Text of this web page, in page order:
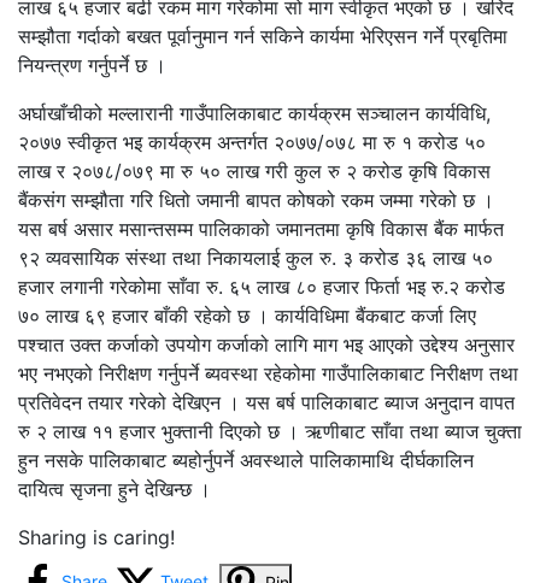
लाख ६५ हजार बढी रकम माग गरेकोमा सो माग स्वीकृत भएको छ । खरिद
सम्झौता गर्दाको बखत पूर्वानुमान गर्न सकिने कार्यमा भेरिएसन गर्ने प्रबृतिमा
नियन्त्रण गर्नुपर्ने छ ।
अर्घाखाँचीको मल्लारानी गाउँपालिकाबाट कार्यक्रम सञ्चालन कार्यविधि,
२०७७ स्वीकृत भइ कार्यक्रम अन्तर्गत २०७७/०७८ मा रु १ करोड ५०
लाख र २०७८/०७९ मा रु ५० लाख गरी कुल रु २ करोड कृषि विकास
बैंकसंग सम्झौता गरि धितो जमानी बापत कोषको रकम जम्मा गरेको छ ।
यस बर्ष असार मसान्तसम्म पालिकाको जमानतमा कृषि विकास बैंक मार्फत
९२ व्यवसायिक संस्था तथा निकायलाई कुल रु. ३ करोड ३६ लाख ५०
हजार लगानी गरेकोमा साँवा रु. ६५ लाख ८० हजार फिर्ता भइ रु.२ करोड
७० लाख ६९ हजार बाँकी रहेको छ । कार्यविधिमा बैंकबाट कर्जा लिए
पश्चात उक्त कर्जाको उपयोग कर्जाको लागि माग भइ आएको उद्देश्य अनुसार
भए नभएको निरीक्षण गर्नुपर्ने ब्यवस्था रहेकोमा गाउँपालिकाबाट निरीक्षण तथा
प्रतिवेदन तयार गरेको देखिएन । यस बर्ष पालिकाबाट ब्याज अनुदान वापत
रु २ लाख ११ हजार भुक्तानी दिएको छ । ऋणीबाट साँवा तथा ब्याज चुक्ता
हुन नसके पालिकाबाट ब्यहोर्नुपर्ने अवस्थाले पालिकामाथि दीर्घकालिन
दायित्व सृजना हुने देखिन्छ ।
Sharing is caring!